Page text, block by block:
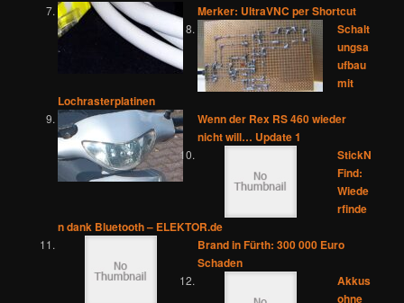
Merker: UltraVNC per Shortcut
Schalt
ungsa
ufbau
mit
Lochrasterplatinen
Wenn der Rex RS 460 wieder
nicht will… Update 1
StickN
Find:
Wiede
rfinde
n dank Bluetooth – ELEKTOR.de
Brand in Fürth: 300 000 Euro
Schaden
Akkus
ohne